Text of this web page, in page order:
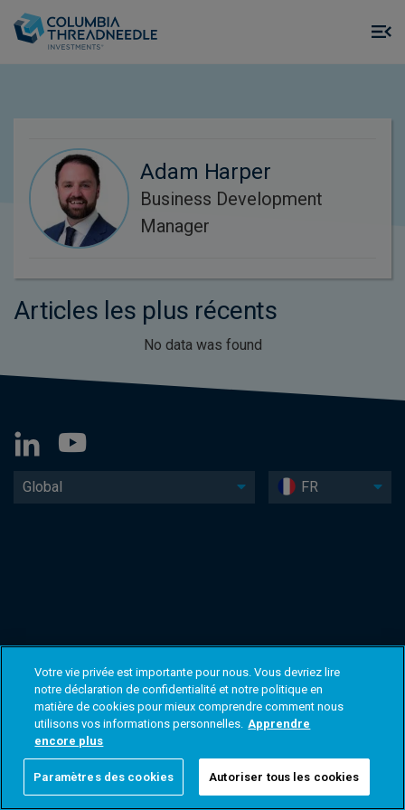
Adam Harper
Business Development
Manager
Articles les plus récents
No data was found
Global FR
Votre vie privée est importante pour nous. Vous devriez lire
notre déclaration de confidentialité et notre politique en
matière de cookies pour mieux comprendre comment nous
utilisons vos informations personnelles. Apprendre
encore plus
Paramètres des cookies Autoriser tous les cookies